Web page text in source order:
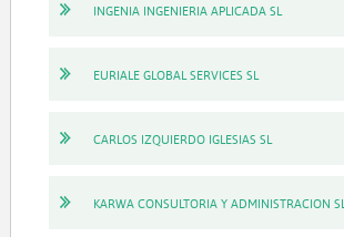
INGENIA INGENIERIA APLICADA SL
EURIALE GLOBAL SERVICES SL
CARLOS IZQUIERDO IGLESIAS SL
KARWA CONSULTORIA Y ADMINISTRACION SL